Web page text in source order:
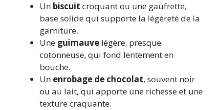
Un biscuit croquant ou une gaufrette,
base solide qui supporte la légèreté de la
garniture.
Une guimauve légère, presque
cotonneuse, qui fond lentement en
bouche.
Un enrobage de chocolat, souvent noir
ou au lait, qui apporte une richesse et une
texture craquante.